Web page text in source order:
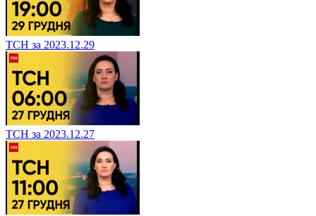
ТСН за 2023.12.29
ТСН за 2023.12.27